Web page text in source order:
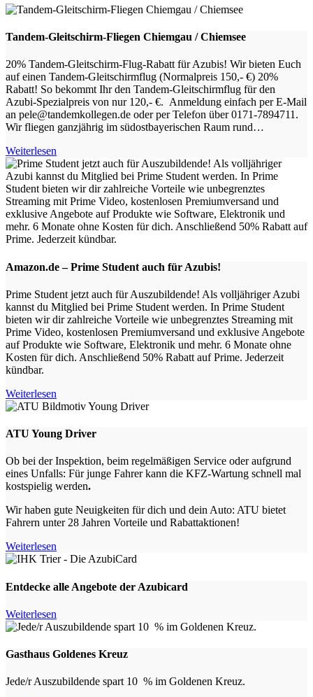
Tandem-Gleitschirm-Fliegen Chiemgau / Chiemsee
20% Tandem-Gleitschirm-Flug-Rabatt für Azubis! Wir bieten Euch
auf einen Tandem-Gleitschirmflug (Normalpreis 150,- €) 20%
Rabatt! So bekommt Ihr den Tandem-Gleitschirmflug für den
Azubi-Spezialpreis von nur 120,- €. Anmeldung einfach per E-Mail
an pele@tandemkollegen.de oder per Telefon über 0171-7894711.
Wir fliegen ganzjährig im südostbayerischen Raum rund…
Weiterlesen
Amazon.de – Prime Student auch für Azubis!
Prime Student jetzt auch für Auszubildende! Als volljähriger Azubi
kannst du Mitglied bei Prime Student werden. In Prime Student
bieten wir dir zahlreiche Vorteile wie unbegrenztes Streaming mit
Prime Video, kostenlosen Premiumversand und exklusive Angebote
auf Produkte wie Software, Elektronik und mehr. 6 Monate ohne
Kosten für dich. Anschließend 50% Rabatt auf Prime. Jederzeit
kündbar.
Weiterlesen
ATU Young Driver
Ob bei der Inspektion, beim regelmäßigen Service oder aufgrund
eines Unfalls: Für junge Fahrer kann die KFZ-Wartung schnell mal
kostspielig werden.
Wir haben gute Neuigkeiten für dich und dein Auto: ATU bietet
Fahrern unter 28 Jahren Vorteile und Rabattaktionen!
Weiterlesen
Entdecke alle Angebote der Azubicard
Weiterlesen
Gasthaus Goldenes Kreuz
Jede/r Auszubildende spart 10 % im Goldenen Kreuz.